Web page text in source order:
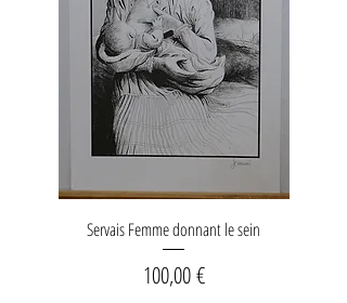
Servais Femme donnant le sein
Prix
100,00 €